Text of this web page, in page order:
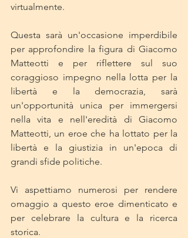
virtualmente.
Questa sarà un'occasione imperdibile
per approfondire la figura di Giacomo
Matteotti e per riflettere sul suo
coraggioso impegno nella lotta per la
libertà e la democrazia, sarà
un'opportunità unica per immergersi
nella vita e nell'eredità di Giacomo
Matteotti, un eroe che ha lottato per la
libertà e la giustizia in un'epoca di
grandi sfide politiche.
Vi aspettiamo numerosi per rendere
omaggio a questo eroe dimenticato e
per celebrare la cultura e la ricerca
storica.